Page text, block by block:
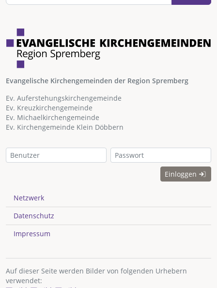
Evangelische Kirchengemeinden der Region Spremberg
Ev. Auferstehungskirchengemeinde
Ev. Kreuzkirchengemeinde
Ev. Michaelkirchengemeinde
Ev. Kirchengemeinde Klein Döbbern
Einloggen
Netzwerk
Datenschutz
Impressum
Auf dieser Seite werden Bilder von folgenden Urhebern
verwendet: